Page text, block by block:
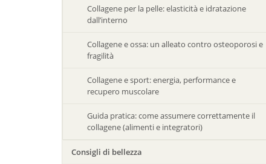
Collagene per la pelle: elasticità e idratazione
dall’interno
Collagene e ossa: un alleato contro osteoporosi e
fragilità
Collagene e sport: energia, performance e
recupero muscolare
Guida pratica: come assumere correttamente il
collagene (alimenti e integratori)
Consigli di bellezza